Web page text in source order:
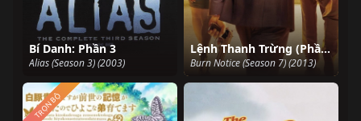
Bí Danh: Phần 3
Alias (Season 3) (2003)
Lệnh Thanh Trừng (Phần 7)
Burn Notice (Season 7) (2013)
TRỌN BỘ